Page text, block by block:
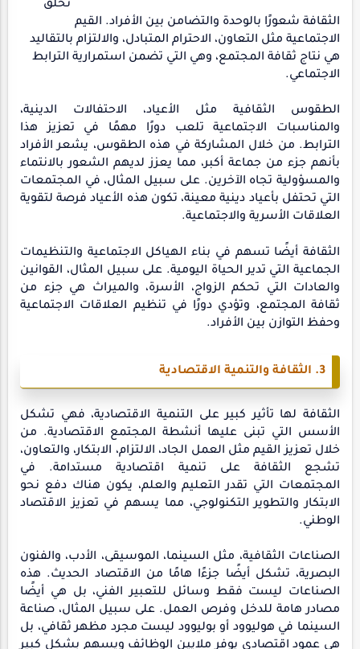
تخلق
الثقافة شعورًا بالوحدة والتضامن بين الأفراد. القيم
الاجتماعية مثل التعاون، الاحترام المتبادل، والالتزام بالتقاليد
هي نتاج ثقافة المجتمع، وهي التي تضمن استمرارية الترابط
الاجتماعي.
الطقوس الثقافية مثل الأعياد، الاحتفالات الدينية،
والمناسبات الاجتماعية تلعب دورًا مهمًا في تعزيز هذا
الترابط. من خلال المشاركة في هذه الطقوس، يشعر الأفراد
بأنهم جزء من جماعة أكبر، مما يعزز لديهم الشعور بالانتماء
والمسؤولية تجاه الآخرين. على سبيل المثال، في المجتمعات
التي تحتفل بأعياد دينية معينة، تكون هذه الأعياد فرصة لتقوية
العلاقات الأسرية والاجتماعية.
الثقافة أيضًا تسهم في بناء الهياكل الاجتماعية والتنظيمات
الجماعية التي تدير الحياة اليومية. على سبيل المثال، القوانين
والعادات التي تحكم الزواج، الأسرة، والميراث هي جزء من
ثقافة المجتمع، وتؤدي دورًا في تنظيم العلاقات الاجتماعية
وحفظ التوازن بين الأفراد.
3. الثقافة والتنمية الاقتصادية
الثقافة لها تأثير كبير على التنمية الاقتصادية، فهي تشكل
الأسس التي تبنى عليها أنشطة المجتمع الاقتصادية. من
خلال تعزيز القيم مثل العمل الجاد، الالتزام، الابتكار، والتعاون،
تشجع الثقافة على تنمية اقتصادية مستدامة. في
المجتمعات التي تقدر التعليم والعلم، يكون هناك دفع نحو
الابتكار والتطوير التكنولوجي، مما يسهم في تعزيز الاقتصاد
الوطني.
الصناعات الثقافية، مثل السينما، الموسيقى، الأدب، والفنون
البصرية، تشكل أيضًا جزءًا هامًا من الاقتصاد الحديث. هذه
الصناعات ليست فقط وسائل للتعبير الفني، بل هي أيضًا
مصادر هامة للدخل وفرص العمل. على سبيل المثال، صناعة
السينما في هوليوود أو بوليوود ليست مجرد مظهر ثقافي، بل
هي عمود اقتصادي يوفر ملايين الوظائف ويسهم بشكل كبير